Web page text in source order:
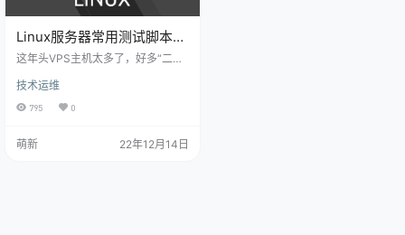
Linux服务器常用测试脚本
(硬件信息/路由等)
这年头VPS主机太多了，好多“二手”
辨，想要购买某一个VPS主机，一
般是先要看看这家的VPS主机的评
像谷歌云服务器、亚马逊服务器
技术运维
795 0
萌新 22年12月14日